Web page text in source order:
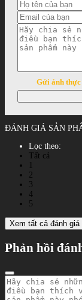
Gửi ảnh thực
ĐÁNH GIÁ SẢN
Lọc theo:
Tất cả
2
3
4
5
Xem tất cả đánh giá
Phản hồi